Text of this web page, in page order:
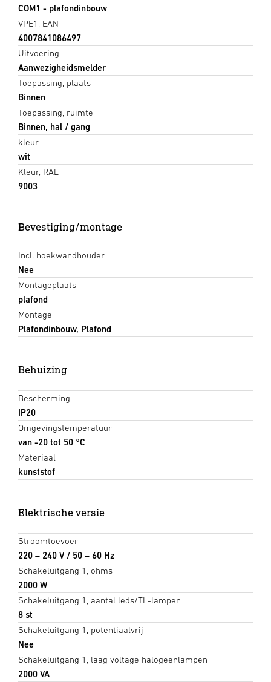
COM1 - plafondinbouw
VPE1, EAN
4007841086497
Uitvoering
Aanwezigheidsmelder
Toepassing, plaats
Binnen
Toepassing, ruimte
Binnen, hal / gang
kleur
wit
Kleur, RAL
9003
Bevestiging/montage
Incl. hoekwandhouder
Nee
Montageplaats
plafond
Montage
Plafondinbouw, Plafond
Behuizing
Bescherming
IP20
Omgevingstemperatuur
van -20 tot 50 °C
Materiaal
kunststof
Elektrische versie
Stroomtoevoer
220 – 240 V / 50 – 60 Hz
Schakeluitgang 1, ohms
2000 W
Schakeluitgang 1, aantal leds/TL-lampen
8 st
Schakeluitgang 1, potentiaalvrij
Nee
Schakeluitgang 1, laag voltage halogeenlampen
2000 VA